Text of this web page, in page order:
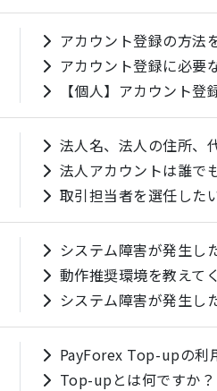
アカウント登録の方法
アカウント登録に必要
【個人】アカウント登
法人名、法人の住所、
法人アカウントは誰で
取引担当者を選任した
システム障害が発生し
動作推奨環境を教えて
システム障害が発生し
PayForex Top-upの利
Top-upとは何ですか？